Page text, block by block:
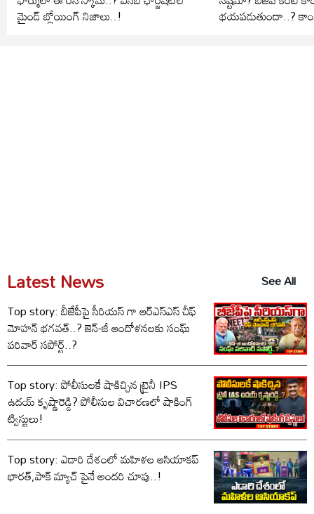
మైండ్ బ్లోయింగ్ నిజాలు..! భయపడుతుందా..?
Latest News
See All
Top story: బీజేపీపై సీరియస్ గా ఆర్‌ఎస్‌ఎస్ చీఫ్
మోహన్ భగవత్..? జెన్-జీ ఆందోళనలకు సంఘ్
పరివార్ సపోర్ట్..?
Top story: పోలీసులకే షాకిచ్చిన ట్రైనీ IPS
ఉదయ్ కృష్ణారెడ్డి? పోలీసుల విచారణలో షాకింగ్
ట్విస్టులు!
Top story: ఎడారి దేశంలో మహిళల ఆసియాకప్
భారత్,పాక్ మ్యాచ్ పైనే అందరి చూపు..!